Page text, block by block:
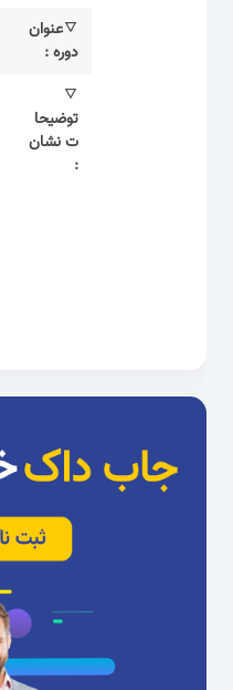
عنوان
دوره :
توضیحا
ت نشان
: